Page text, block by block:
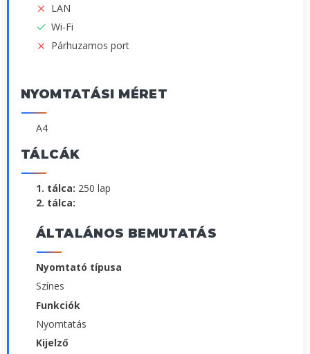
LAN
Wi-Fi
Párhuzamos port
NYOMTATÁSI MÉRET
A4
TÁLCÁK
1. tálca: 250 lap
2. tálca:
ÁLTALÁNOS BEMUTATÁS
Nyomtató típusa
Színes
Funkciók
Nyomtatás
Kijelző